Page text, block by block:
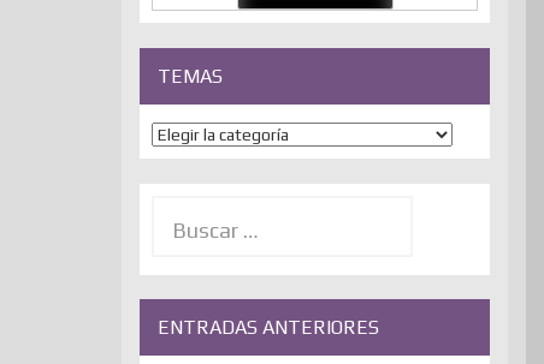
TEMAS
Temas
ENTRADAS ANTERIORES